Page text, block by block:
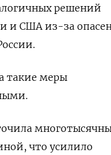
решений
и США из-за
такие меры
что усилило